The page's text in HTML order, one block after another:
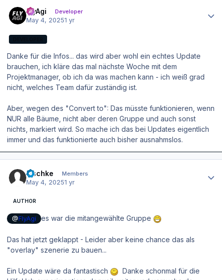
FlyAgi Developer
May 4, 20251 yr
Danke für die Infos... das wird aber wohl ein echtes Update
brauchen, ich kläre das mal nächste Woche mit dem
Projektmanager, ob ich da was machen kann - ich weiß grad
nicht, welches Team dafür zuständig ist.
Aber, wegen des "Convert to": Das müsste funktionieren, wenn
NUR alle Bäume, nicht aber deren Gruppe und auch sonst
nichts, markiert wird. So mache ich das bei Updates eigentlich
immer und das funktionierte auch bisher ausnahmslos.
zischke Members
May 4, 20251 yr
AUTHOR
@FlyAgi es war die mitangewählte Gruppe
Das hat jetzt geklappt - Leider aber keine chance das als
"overlay" szenerie zu bauen...
Ein Update wäre da fantastisch
Danke schonmal für die